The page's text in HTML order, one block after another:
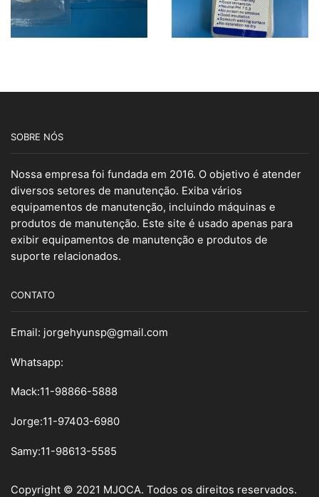
SOBRE NÓS
Nossa empresa foi fundada em 2016. O objetivo é atender
diversos setores de manutenção. Exiba vários
equipamentos de manutenção, incluindo máquinas e
produtos de manutenção. Este site é usado apenas para
exibir equipamentos de manutenção e produtos de
suporte relacionados.
CONTATO
Email: jorgehyunsp@gmail.com
Whatsapp:
Mack:11-98866-5888
Jorge:11-97403-6980
Samy:11-98613-5585
Copyright © 2021 MJOCA. Todos os direitos reservados.